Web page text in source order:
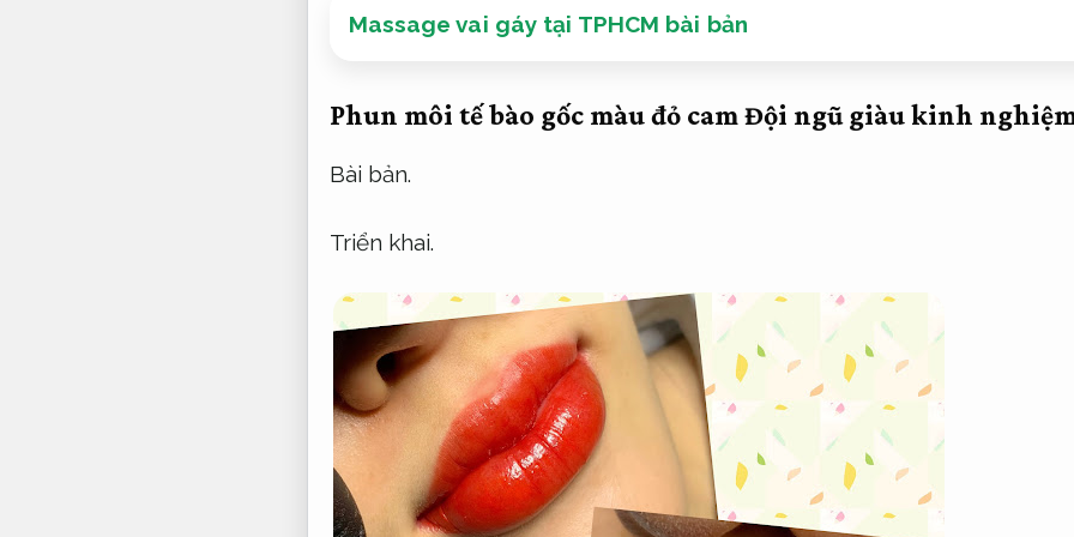
Massage vai gáy tại TPHCM bài bản
Phun môi tế bào gốc màu đỏ camĐội ngũ giàu kinh
Bài bản.
Triển khai.